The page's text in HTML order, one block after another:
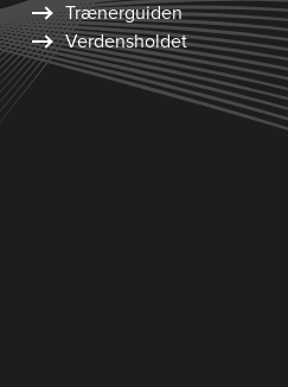
Trænerguiden
Verdensholdet